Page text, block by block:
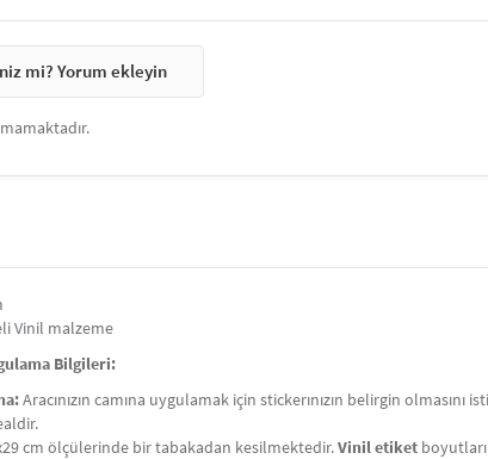
mi? Yorum ekleyin
Vinil malzeme
Bilgileri:
Aracınızın camına uygulamak için stickerınızın belirgin
cm ölçülerinde bir tabakadan kesilmektedir.Vinil etiket